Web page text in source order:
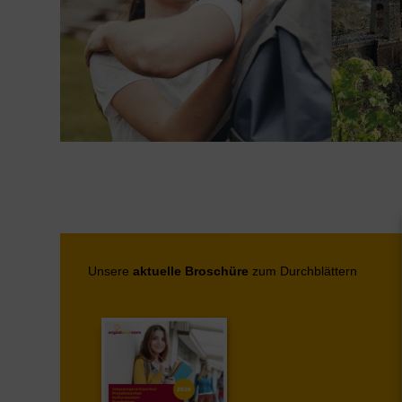
Unsere aktuelle Broschüre zum Durchblättern